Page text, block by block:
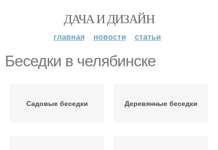
ДАЧА И ДИЗАЙН
главная новости статьи
Беседки в челябинске
Садовые беседки Деревянные беседки